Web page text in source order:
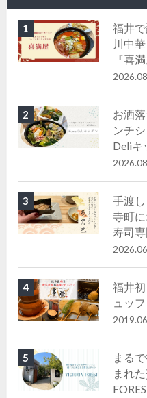
1
福井
川中
『喜満
2
お洒
ンチ
Deliキ
3
手渡
寺町
寿司専
4
福井
ュッ
5
まる
まれ